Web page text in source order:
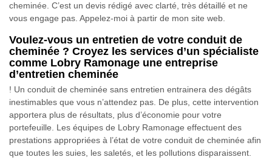
cheminée. C’est un devis rédigé avec clarté, très détaillé et ne
vous engage pas. Appelez-moi à partir de mon site web.
Voulez-vous un entretien de votre conduit de
cheminée ? Croyez les services d’un spécialiste
comme Lobry Ramonage une entreprise
d’entretien cheminée
! Un conduit de cheminée sans entretien entrainera des dégâts
inestimables que vous n’attendez pas. De plus, cette intervention
apportera plus de résultats, plus d’économie pour votre
portefeuille. Les équipes de Lobry Ramonage effectuent des
prestations appropriées à l’état de votre conduit de cheminée afin
que toutes les suies, les saletés, et les pollutions disparaissent.